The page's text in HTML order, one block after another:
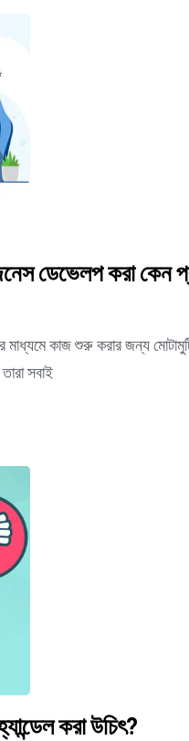
ডেভেলপ করা
মাধ্যমে কাজ শুরু করার জন্য
সবাই
করা উচিৎ?